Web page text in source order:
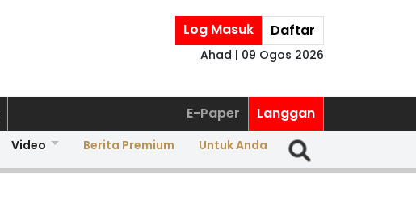
Log Masuk Daftar
Ahad | 09 Ogos 2026
E-Paper Langgan
Video Berita Premium Untuk Anda